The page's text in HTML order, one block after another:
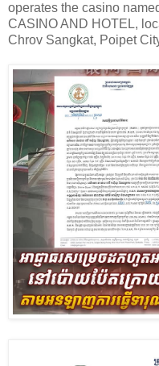
operates the casino
CASINO AND HOTEL,
Chrov Sangkat, Poipet